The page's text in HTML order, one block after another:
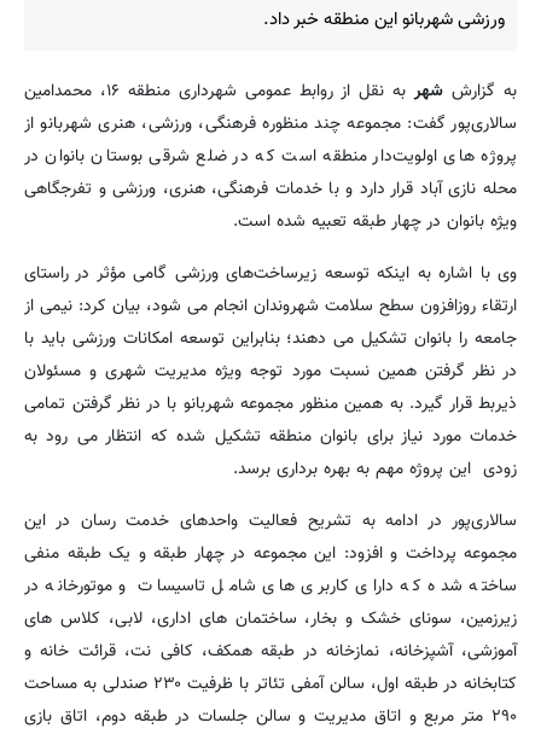
ورزشی شهربانو این منطقه خبر داد.
به گزارش شهر
به نقل از روابط عمومی شهرداری منطقه ۱۶، محمدامین
سالاری‌پور گفت: مجموعه چند منظوره فرهنگی، ورزشی، هنری شهربانو از
پروژه های اولویت‌دار منطقه است که در ضلع شرقی بوستان بانوان در
محله نازی آباد قرار دارد و با خدمات فرهنگی، هنری، ورزشی و تفرجگاهی
ویژه بانوان در چهار طبقه تعبیه شده است.
وی با اشاره به اینکه توسعه زیرساخت‌های ورزشی گامی مؤثر در راستای
ارتقاء روزافزون سطح سلامت شهروندان انجام می شود، بیان کرد: نیمی از
جامعه را بانوان تشکیل می دهند؛ بنابراین توسعه امکانات ورزشی باید با
در نظر گرفتن همین نسبت مورد توجه ویژه مدیریت شهری و مسئولان
ذیربط قرار گیرد. به همین منظور مجموعه شهربانو با در نظر گرفتن تمامی
خدمات مورد نیاز برای بانوان منطقه تشکیل شده که انتظار می رود به
زودی این پروژه مهم به بهره برداری برسد.
سالاری‌پور در ادامه به تشریح فعالیت واحدهای خدمت رسان در این
مجموعه پرداخت و افزود: این مجموعه در چهار طبقه و یک طبقه منفی
ساخته شده که دارای کاربری های شامل تاسیسات و موتورخانه در
زیرزمین، سونای خشک و بخار، ساختمان های اداری، لابی، کلاس های
آموزشی، آشپزخانه، نمازخانه در طبقه همکف، کافی نت، قرائت خانه و
کتابخانه در طبقه اول، سالن آمفی تئاتر با ظرفیت ۲۳۰ صندلی به مساحت
۲۹۰ متر مربع و اتاق مدیریت و سالن جلسات در طبقه دوم، اتاق بازی